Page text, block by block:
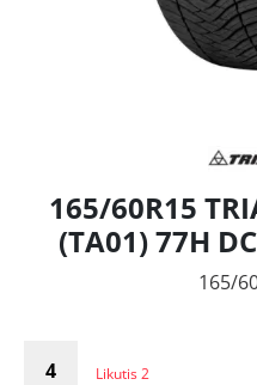
165/60R15
(TA01) 77H
165/
Likutis 2